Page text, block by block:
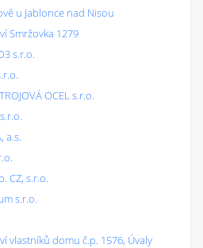
u Jablonce nad Nisou
Smržovka 1279
s.r.o.
OCEL s.r.o.
a.s.
CZ, s.r.o.
s.r.o.
vlastníků domu č.p. 1576, Úvaly